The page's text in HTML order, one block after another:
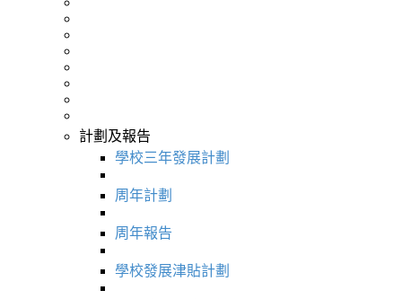
計劃及報告
學校三年發展計劃
周年計劃
周年報告
學校發展津貼計劃